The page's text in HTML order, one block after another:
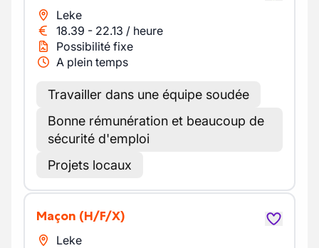
Leke
18.39 - 22.13 / heure
Possibilité fixe
A plein temps
Travailler dans une équipe soudée
Bonne rémunération et beaucoup de
sécurité d'emploi
Projets locaux
Maçon (H/F/X)
Leke